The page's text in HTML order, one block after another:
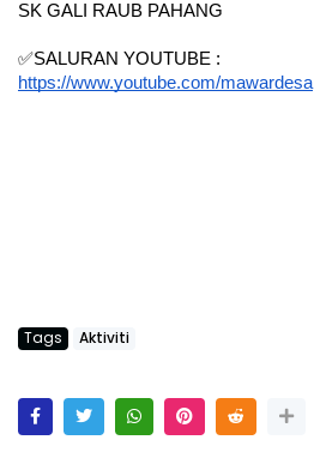
SK GALI RAUB PAHANG
✅SALURAN YOUTUBE :
https://www.youtube.com/mawardesa
Tags Aktiviti